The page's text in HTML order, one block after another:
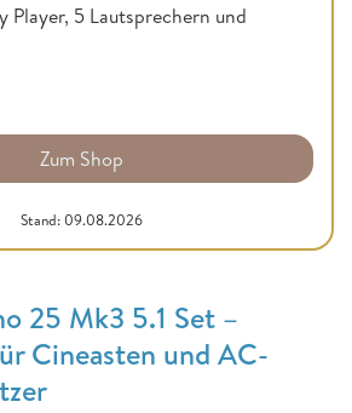
Player, 5 Lautsprechern und
Zum Shop
Stand: 09.08.2026
25 Mk3 5.1 Set –
Cineasten und AC-